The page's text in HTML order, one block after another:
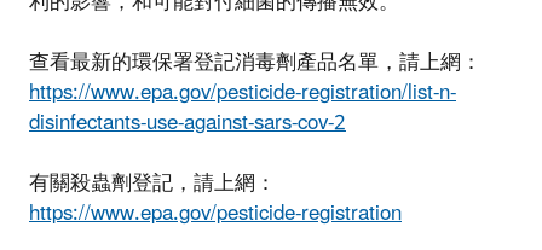
查看最新的環保署登記消毒劑產品名單，請上網：
https://www.epa.gov/pesticide-registration/list-n-
disinfectants-use-against-sars-cov-2
有關殺蟲劑登記，請上網：
https://www.epa.gov/pesticide-registration